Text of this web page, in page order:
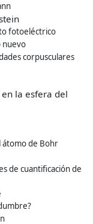
fotoeléctrico
nuevo
corpusculares
la esfera del
átomo de Bohr
de cuantificación de